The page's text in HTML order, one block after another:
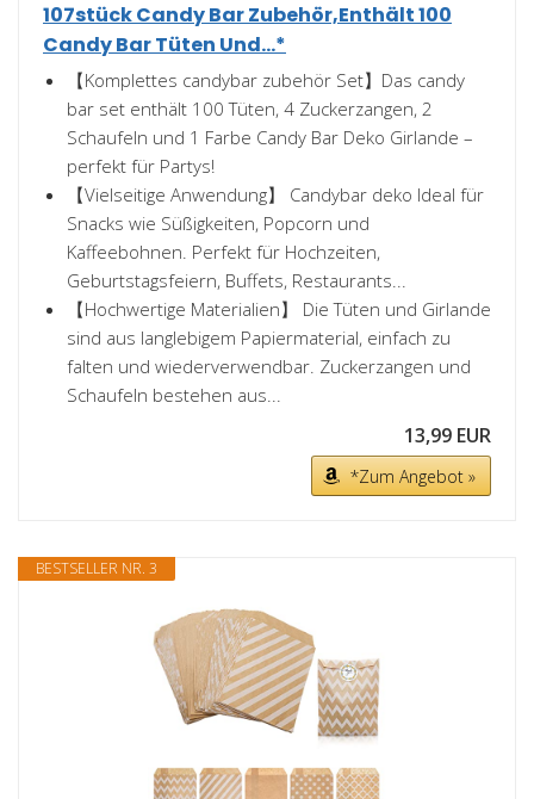
107stück Candy Bar Zubehör,Enthält 100
Candy Bar Tüten Und...*
【Komplettes candybar zubehör Set】Das candy
bar set enthält 100 Tüten, 4 Zuckerzangen, 2
Schaufeln und 1 Farbe Candy Bar Deko Girlande –
perfekt für Partys!
【Vielseitige Anwendung】 Candybar deko Ideal für
Snacks wie Süßigkeiten, Popcorn und
Kaffeebohnen. Perfekt für Hochzeiten,
Geburtstagsfeiern, Buffets, Restaurants...
【Hochwertige Materialien】 Die Tüten und Girlande
sind aus langlebigem Papiermaterial, einfach zu
falten und wiederverwendbar. Zuckerzangen und
Schaufeln bestehen aus...
13,99 EUR
*Zum Angebot »
BESTSELLER NR. 3